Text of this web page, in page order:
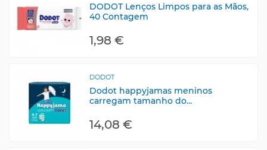
DODOT Lenços Limpos para as Mãos,
40 Contagem
1,98 €
DODOT
Dodot happyjamas meninos
carregam tamanho do...
14,08 €